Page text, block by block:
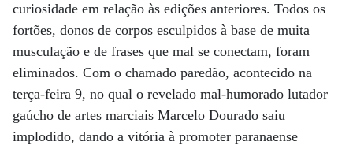
curiosidade em relação às edições anteriores. Todos os
fortões, donos de corpos esculpidos à base de muita
musculação e de frases que mal se conectam, foram
eliminados. Com o chamado paredão, acontecido na
terça-feira 9, no qual o revelado mal-humorado lutador
gaúcho de artes marciais Marcelo Dourado saiu
implodido, dando a vitória à promoter paranaense